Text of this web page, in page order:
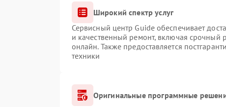
Широкий спектр услуг
Сервисный центр Guide обеспечивает
и качественный ремонт, включая срочный
онлайн. Также предоставляется
техники
Оригинальные программные